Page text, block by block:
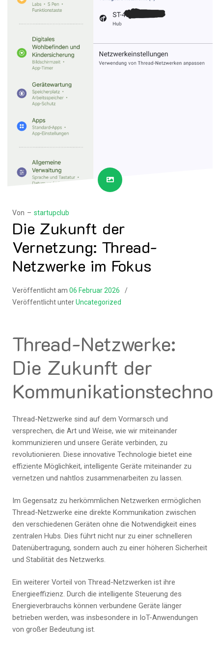
Von – startupclub
Die Zukunft der
Vernetzung: Thread-
Netzwerke im Fokus
Veröffentlicht am 06 Februar 2026
Veröffentlicht unterUncategorized
Thread-Netzwerke:
Die Zukunft der
Thread-Netzwerke sind auf dem Vormarsch und
versprechen, die Art und Weise, wie wir miteinander
kommunizieren und unsere Geräte verbinden, zu
revolutionieren. Diese innovative Technologie bietet eine
effiziente Möglichkeit, intelligente Geräte miteinander zu
vernetzen und nahtlos zusammenarbeiten zu lassen.
Im Gegensatz zu herkömmlichen Netzwerken ermöglichen
Thread-Netzwerke eine direkte Kommunikation zwischen
den verschiedenen Geräten ohne die Notwendigkeit eines
zentralen Hubs. Dies führt nicht nur zu einer schnelleren
Datenübertragung, sondern auch zu einer höheren Sicherheit
und Stabilität des Netzwerks.
Ein weiterer Vorteil von Thread-Netzwerken ist ihre
Energieeffizienz. Durch die intelligente Steuerung des
Energieverbrauchs können verbundene Geräte länger
betrieben werden, was insbesondere in IoT-Anwendungen
von großer Bedeutung ist.